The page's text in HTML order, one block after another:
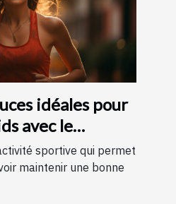
idéales pour
avec le
sportive qui permet
maintenir une bonne